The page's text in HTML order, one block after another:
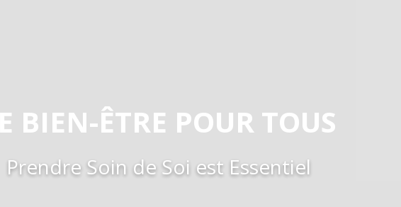
BIEN-ÊTRE POUR TOUS
Prendre Soin de Soi est Essentiel